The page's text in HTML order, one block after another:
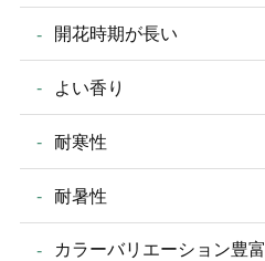
開花時期が長い
よい香り
耐寒性
耐暑性
カラーバリエーション豊富